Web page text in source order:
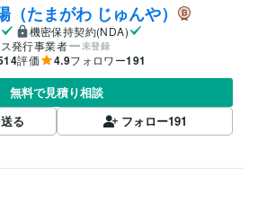
（たまがわ じゅんや）
機密保持契約(NDA)
発行事業者
未登録
評価 4.9フォロワー191
無料で見積り相談
る
フォロー191